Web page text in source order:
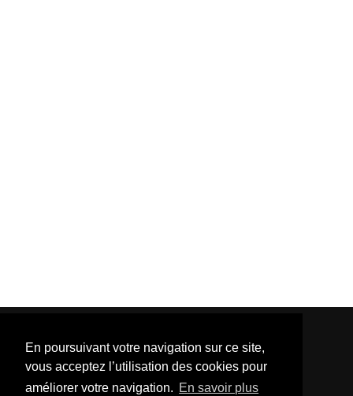
En poursuivant votre navigation sur ce site,
vous acceptez l’utilisation des cookies pour
améliorer votre navigation. En savoir plus
Template Created By :ThemeXpose| Distributed By